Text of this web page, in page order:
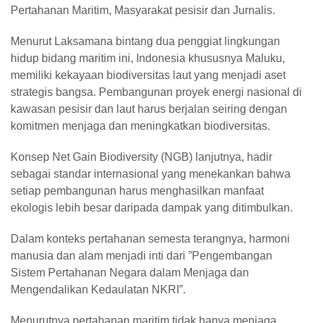
Pertahanan Maritim, Masyarakat pesisir dan Jurnalis.
Menurut Laksamana bintang dua penggiat lingkungan
hidup bidang maritim ini, Indonesia khususnya Maluku,
memiliki kekayaan biodiversitas laut yang menjadi aset
strategis bangsa. Pembangunan proyek energi nasional di
kawasan pesisir dan laut harus berjalan seiring dengan
komitmen menjaga dan meningkatkan biodiversitas.
Konsep Net Gain Biodiversity (NGB) lanjutnya, hadir
sebagai standar internasional yang menekankan bahwa
setiap pembangunan harus menghasilkan manfaat
ekologis lebih besar daripada dampak yang ditimbulkan.
Dalam konteks pertahanan semesta terangnya, harmoni
manusia dan alam menjadi inti dari ”Pengembangan
Sistem Pertahanan Negara dalam Menjaga dan
Mengendalikan Kedaulatan NKRI”.
Menurutnya pertahanan maritim tidak hanya menjaga